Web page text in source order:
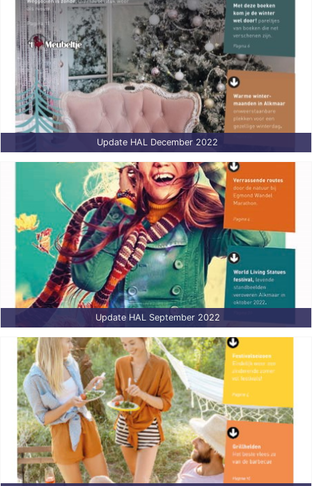
Update HAL December 2022
Update HAL September 2022